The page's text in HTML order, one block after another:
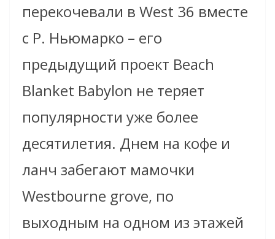
перекочевали в West 36 вместе
с Р. Ньюмарко – его
предыдущий проект Beach
Blanket Babylon не теряет
популярности уже более
десятилетия. Днем на кофе и
ланч забегают мамочки
Westbourne grove, по
выходным на одном из этажей